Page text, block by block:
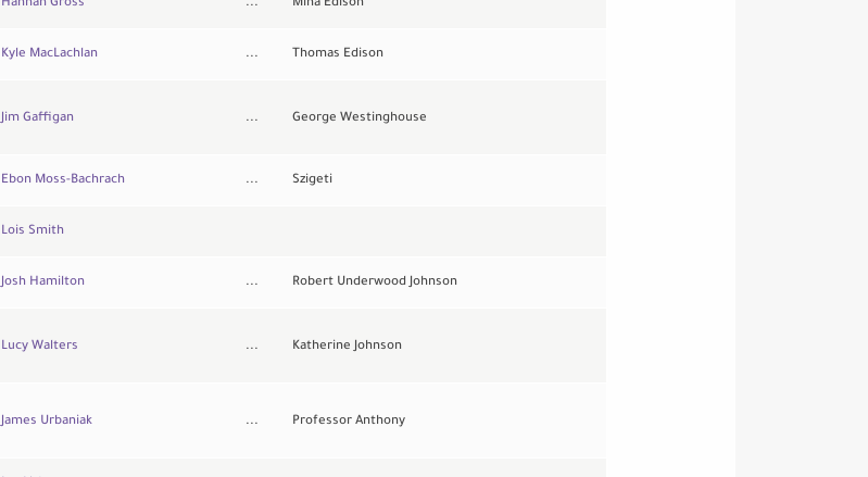
Hannah Gross ... Mina Edison
Kyle MacLachlan ... Thomas Edison
Jim Gaffigan ... George Westinghouse
Ebon Moss-Bachrach ... Szigeti
Lois Smith
Josh Hamilton ... Robert Underwood Johnson
Lucy Walters ... Katherine Johnson
James Urbaniak ... Professor Anthony